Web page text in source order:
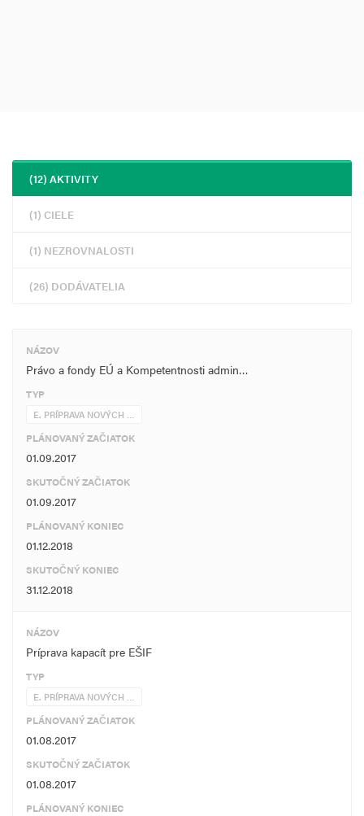
(12) AKTIVITY
(1) CIELE
(1) NEZROVNALOSTI
(26) DODÁVATELIA
NÁZOV
Právo a fondy EÚ a Kompetentnosti admin…
TYP
E. PRÍPRAVA NOVÝCH …
PLÁNOVANÝ ZAČIATOK
01.09.2017
SKUTOČNÝ ZAČIATOK
01.09.2017
PLÁNOVANÝ KONIEC
01.12.2018
SKUTOČNÝ KONIEC
31.12.2018
NÁZOV
Príprava kapacít pre EŠIF
TYP
E. PRÍPRAVA NOVÝCH …
PLÁNOVANÝ ZAČIATOK
01.08.2017
SKUTOČNÝ ZAČIATOK
01.08.2017
PLÁNOVANÝ KONIEC